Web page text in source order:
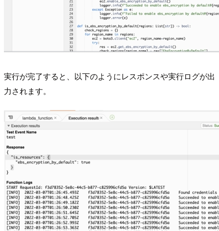
実行が完了すると、以下のようにレスポンスや実行ログが出
力されます。